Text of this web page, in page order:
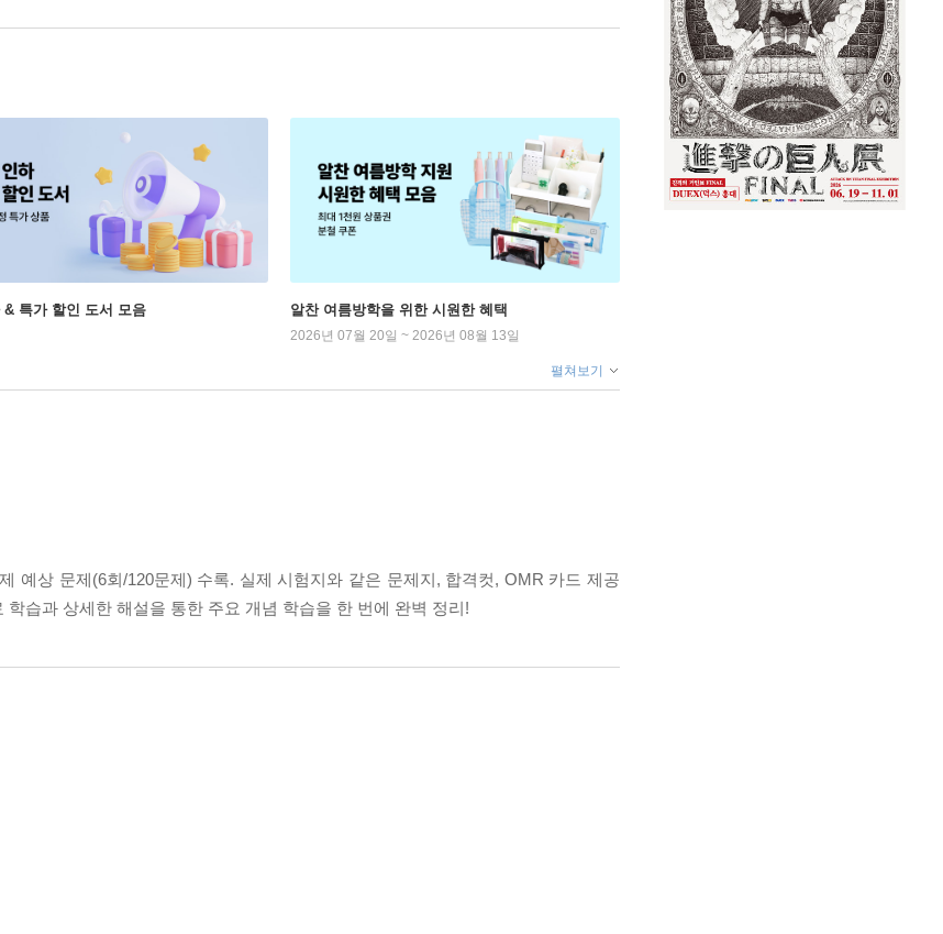
& 특가 할인 도서 모음 알찬 여름방학을 위한 시원한 혜택
2026년 07월 20일 ~ 2026년 08월 13일
펼쳐보기
예상 문제(6회/120문제) 수록. 실제 시험지와 같은 문제지, 합격컷, OMR 카드 제공
습과 상세한 해설을 통한 주요 개념 학습을 한 번에 완벽 정리!